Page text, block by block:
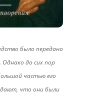
было передано
до сих пор
частью его
что они были